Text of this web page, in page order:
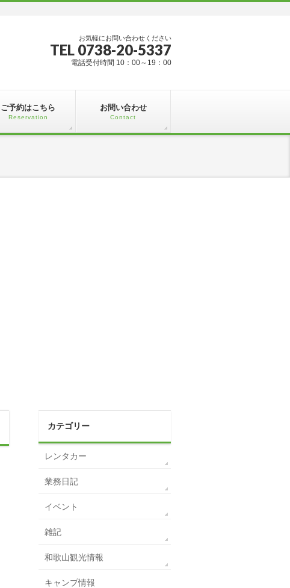
お気軽にお問い合わせください
TEL 0738-20-5337
電話受付時間 10：00～19：00
ご予約はこちら
Reservation
お問い合わせ
Contact
カテゴリー
レンタカー
業務日記
イベント
雑記
和歌山観光情報
キャンプ情報